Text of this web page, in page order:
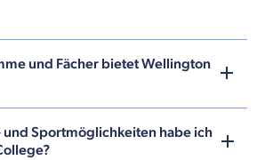
und Fächer bietet Wellington
und Sportmöglichkeiten habe ich